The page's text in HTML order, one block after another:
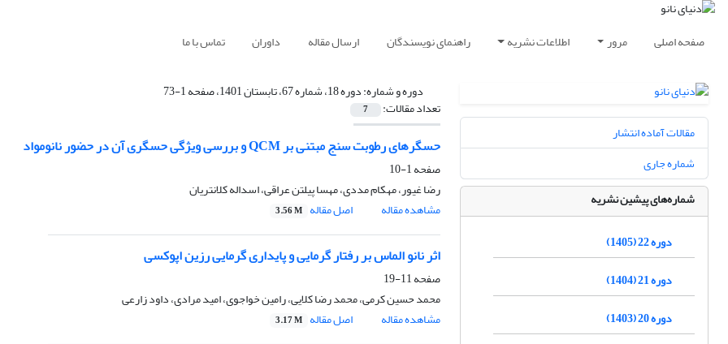
صفحه اصلی مرور اطلاعات نشریه راهنمای نویسندگان ارسال مقاله داوران تماس با ما
دوره و شماره:دوره 18، شماره 67، تابستان 1401، صفحه 1-73
تعداد مقالات: 7
حسگرهای رطوبت سنج مبتنی بر QCM و بررسی ویژگی حسگری آن در حضور نانومواد
صفحه1-10
رضا غیور، مهکام مددی، مهسا پیلتن عراقی، اسداله کلانتریان
مشاهده مقاله
اصل مقاله 3.56 M
اثر نانو الماس بر رفتار گرمایی و پایداری گرمایی رزین اپوکسی
صفحه11-19
محمد حسین کرمی، محمد رضا کلایی، رامین خواجوی، امید مرادی، داود زارعی
مشاهده مقاله
اصل مقاله 3.17 M
مقالات آماده انتشار
شماره جاری
شماره‌های پیشین نشریه
دوره 22 (1405)
دوره 21 (1404)
دوره 20 (1403)